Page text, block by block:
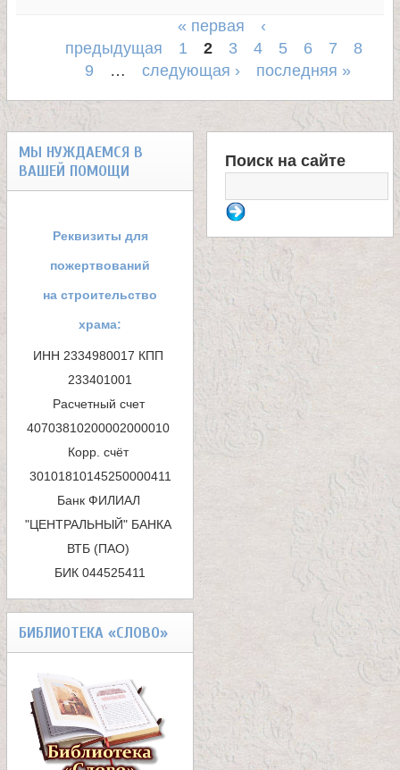
т
р
а
« первая
‹
предыдущая
1 2 3 4 5 6 7
8
9
… следующая › последняя »
МЫ НУЖДАЕМСЯ В
ВАШЕЙ ПОМОЩИ
Реквизиты для
пожертвований
на строительство
храма:
ИНН 2334980017 КПП
233401001
Расчетный счет
40703810200002000010
Корр. счёт
Банк ФИЛИАЛ
"ЦЕНТРАЛЬНЫЙ" БАНКА
ВТБ (ПАО)
БИК 044525411
БИБЛИОТЕКА «СЛОВО»
Ф
о
р
м
а
о
и
к
Поиск на сайте